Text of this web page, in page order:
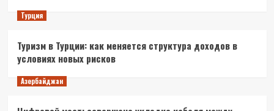
Турция
Туризм в Турции: как меняется структура доходов в
условиях новых рисков
Азербайджан